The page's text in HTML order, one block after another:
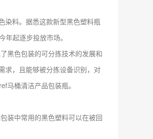
料。据悉这款新型黑色塑料瓶
起逐步投放市场。
黑色包装的可分拣技术的发展和
求，且能够被分拣设备识别，对
马桶清洁产品包装瓶。
装中常用的黑色塑料可以在被回